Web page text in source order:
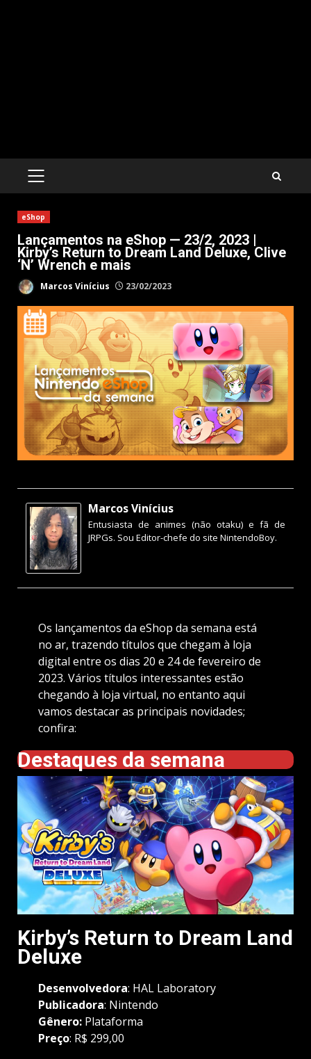
PRIMARY
eShop
Lançamentos na eShop — 23/2, 2023 |
Kirby’s Return to Dream Land Deluxe, Clive
‘N’ Wrench e mais
Marcos Vinícius 23/02/2023
Marcos Vinícius
Entusiasta de animes (não otaku) e fã de
JRPGs. Sou Editor-chefe do site NintendoBoy.
Os lançamentos da eShop da semana está
no ar, trazendo títulos que chegam à loja
digital entre os dias 20 e 24 de fevereiro de
2023. Vários títulos interessantes estão
chegando à loja virtual, no entanto aqui
vamos destacar as principais novidades;
confira:
Destaques da semana
Kirby’s Return to Dream Land
Deluxe
Desenvolvedora: HAL Laboratory
Publicadora: Nintendo
Gênero: Plataforma
Preço: R$ 299,00